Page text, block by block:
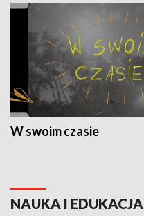
W swoim czasie
NAUKA I EDUKACJA